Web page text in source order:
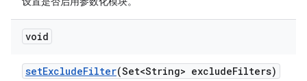
void
setExcludeFilter(Set<String> excludeFilters)